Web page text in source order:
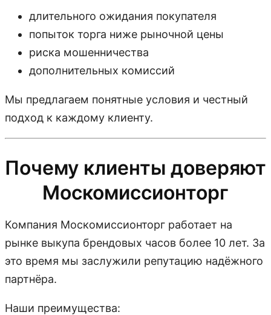
длительного ожидания покупателя
попыток торга ниже рыночной цены
риска мошенничества
дополнительных комиссий
Мы предлагаем понятные условия и честный
подход к каждому клиенту.
Почему клиенты доверяют
Москомиссионторг
Компания Москомиссионторг работает на
рынке выкупа брендовых часов более 10 лет. За
это время мы заслужили репутацию надёжного
партнёра.
Наши преимущества: